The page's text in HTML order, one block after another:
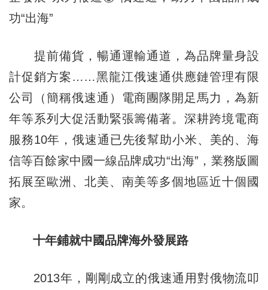
功“出海”
提前備貨，暢通運輸通道，為品牌量身設
計促銷方案……黑龍江俄速通供應鏈管理有限
公司（簡稱俄速通）電商團隊開足馬力，為新
年等系列大促活動緊張籌備著。深耕跨境電商
服務10年，俄速通已先後幫助小米、美的、海
信等百餘家中國一線品牌成功“出海”，業務版圖
拓展至歐洲、北美、南美等多個地區近十個國
家。
十年鋪就中國品牌海外發展路
2013年，剛剛成立的俄速通用對俄物流叩